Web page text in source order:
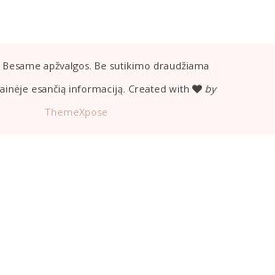
Besame apžvalgos. Be sutikimo draudžiama
esančią informaciją. Created with
by
ThemeXpose